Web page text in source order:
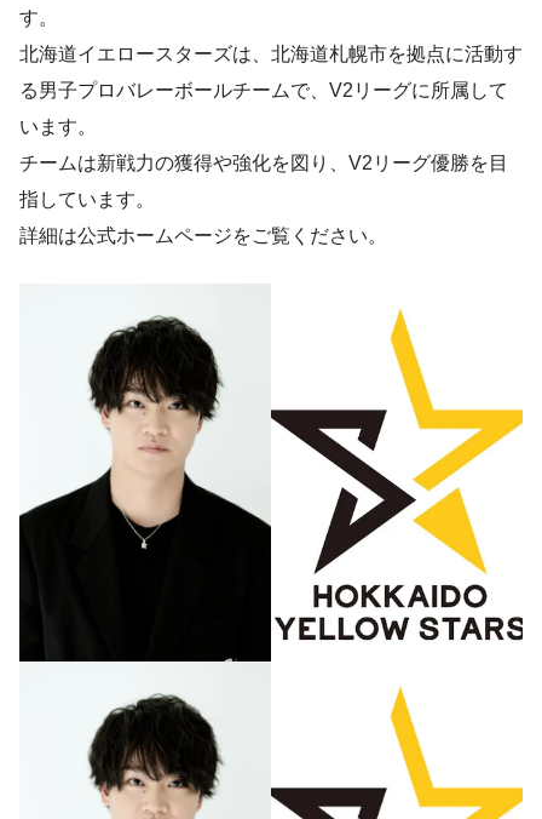
す。
北海道イエロースターズは、北海道札幌市を拠点に活動す
る男子プロバレーボールチームで、V2リーグに所属して
います。
チームは新戦力の獲得や強化を図り、V2リーグ優勝を目
指しています。
詳細は公式ホームページをご覧ください。